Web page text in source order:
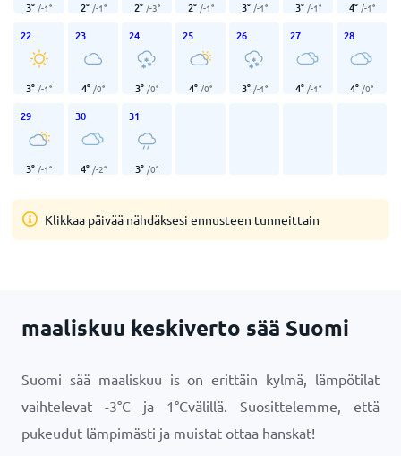
3° /-1° 2° /-1° 2° /-3° 2° /-1° 3° /-1° 3° /-1° 4° /-1°
22
3° /-1°
23
4° /0°
24
3° /0°
25
4° /0°
26
3° /-1°
27
4° /-1°
28
4° /0°
29
3° /-1°
30
4° /-2°
31
3° /0°
Klikkaa päivää nähdäksesi ennusteen tunneittain
maaliskuu keskiverto sää Suomi
Suomi sää maaliskuu is on erittäin kylmä, lämpötilat
vaihtelevat -3°C ja 1°Cvälillä. Suosittelemme, että
pukeudut lämpimästi ja muistat ottaa hanskat!